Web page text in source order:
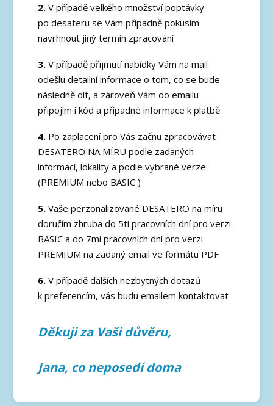
2. V případě velkého množství poptávky
po desateru se Vám případně pokusím
navrhnout jiný termín zpracování
3. V případě přijmutí nabídky Vám na mail
odešlu detailní informace o tom, co se bude
následně dít, a zároveň Vám do emailu
připojím i kód a případné informace k platbě
4. Po zaplacení pro Vás začnu zpracovávat
DESATERO NA MÍRU podle zadaných
informací, lokality a podle vybrané verze
(PREMIUM nebo BASIC )
5. Vaše perzonalizované DESATERO na míru
doručím zhruba do 5ti pracovních dní pro verzi
BASIC a do 7mi pracovních dní pro verzi
PREMIUM na zadaný email ve formátu PDF
6. V případě dalších nezbytných dotazů
k preferencím, vás budu emailem kontaktovat
Děkuji za Vaši důvěru,
Jana, co neposedí doma